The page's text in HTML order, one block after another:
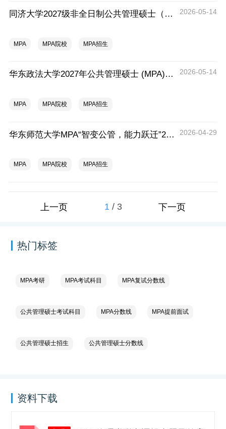
同济大学2027级非全日制公共管理硕士（MPA）奖学金方案 2026-05-14
MPA MPA院校 MPA招生
华东政法大学2027年公共管理硕士 (MPA) 招生简介 2026-05-14
MPA MPA院校 MPA招生
华东师范大学MPA“智变公管，能力跃迁”2027年创新工坊已全面启动！ 2026-04-29
MPA MPA院校 MPA招生
上一页 1 / 3 下一页
热门标签
MPA考研 MPA考试科目 MPA复试分数线
公共管理硕士考试科目 MPA分数线 MPA提前面试
公共管理硕士招生 公共管理硕士分数线
资料下载